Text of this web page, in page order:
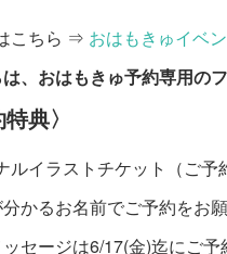
こちら ⇒ おはもきゅイベ
、おはもきゅ予約専用のフ
特典〉
ルイラストチケット（ご予
かるお名前でご予約をお
セージは6/17(金)迄にご